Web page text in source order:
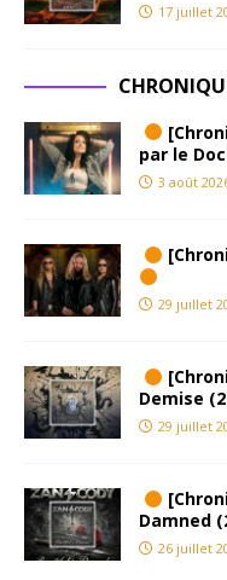
17 juillet
par le
3 août
29 juillet
Demise
29 juillet
Damned
26 juillet